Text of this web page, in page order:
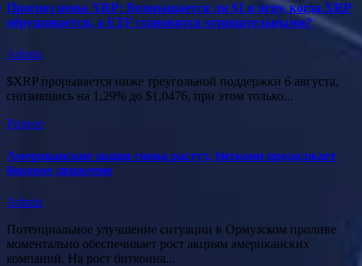
Прогноз цены XRP: Возвращается ли $1 в игру, когда XRP
обрушивается, а ETF становятся отрицательными?
Admin
$XRP прорывается ниже треугольной поддержки 6 августа,
снизившись на 1,29% до $1,0476, при этом только...
Разное
Американские акции снова растут, биткоин продолжает
боковое движение
Admin
Потенциальное улучшение ситуации в Ормузском проливе
моментально обеспечивает рост акциям американских
компаний. На рост биткоина...